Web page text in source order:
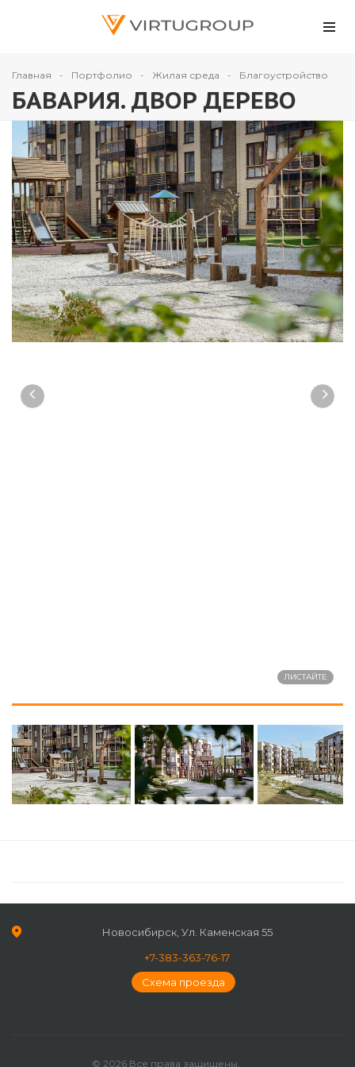
Главная Портфолио Жилая среда Благоустройство
БАВАРИЯ. ДВОР ДЕРЕВО
Новосибирск, Ул. Каменская 55
+7-383-363-76-17
Схема проезда
© 2026 Все права защищены.